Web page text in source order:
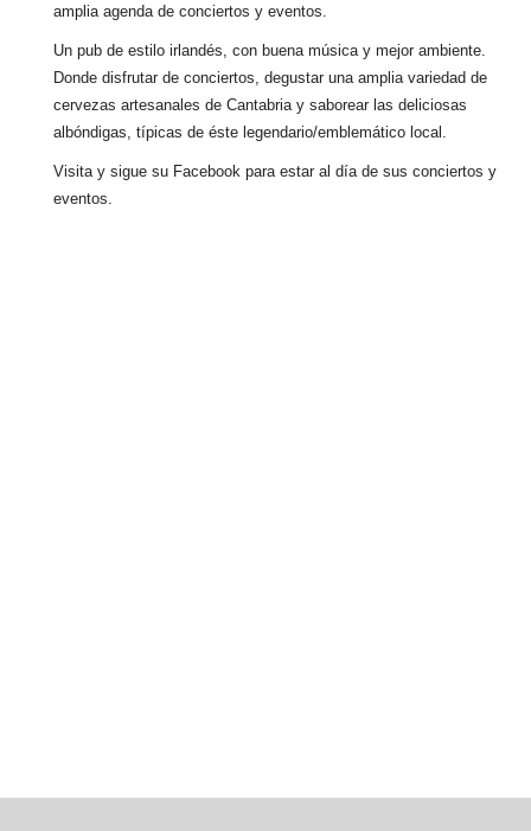
amplia agenda de conciertos y eventos.
Un pub de estilo irlandés, con buena música y mejor ambiente.
Donde disfrutar de conciertos, degustar una amplia variedad de
cervezas artesanales de Cantabria y saborear las deliciosas
albóndigas, típicas de éste legendario/emblemático local.
Visita y sigue su Facebook para estar al día de sus conciertos y
eventos.